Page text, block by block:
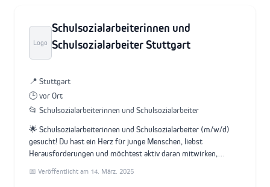
Logo
Schulsozialarbeiterinnen und
Schulsozialarbeiter Stuttgart
📍 Stuttgart
🕒 vor Ort
📂 Schulsozialarbeiterinnen und Schulsozialarbeiter
🌟 Schulsozialarbeiterinnen und Schulsozialarbeiter (m/w/d)
gesucht! Du hast ein Herz für junge Menschen, liebst
Herausforderungen und möchtest aktiv daran mitwirken,…
📅 Veröffentlicht am 14. März. 2025